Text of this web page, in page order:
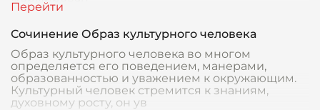
Сочинение Образ культурного человека
Образ культурного человека во многом
определяется его поведением, манерами,
образованностью и уважением к окружающим.
Культурный человек стремится к знаниям,
духовному росту, он ув